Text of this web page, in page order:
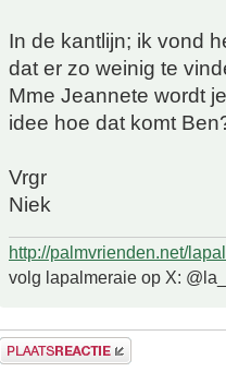
In de kantlijn; ik vond
dat er zo weinig te
Mme Jeannete wordt
idee hoe dat komt
Vrgr
Niek
http://palmvrienden.net/
volg lapalmeraie op X:
een reactie